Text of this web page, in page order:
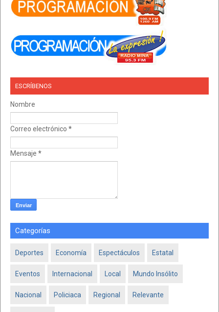
ESCRÍBENOS
Nombre
Correo electrónico *
Mensaje *
Categorías
Deportes Economía Espectáculos Estatal
Eventos Internacional Local Mundo Insólito
Nacional Policiaca Regional Relevante